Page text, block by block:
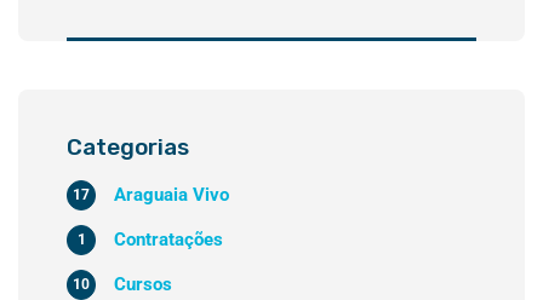
Categorias
Araguaia Vivo
17
Contratações
1
Cursos
10